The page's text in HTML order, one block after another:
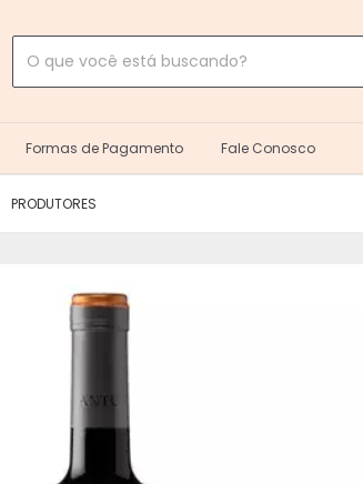
Formas de Pagamento Fale Conosco
PRODUTORES